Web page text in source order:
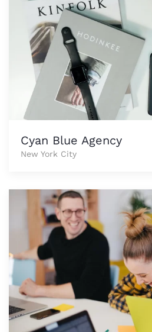
Cyan Blue Agency
New York City